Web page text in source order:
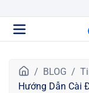
r
BLOG
Hướng Dẫn Cài